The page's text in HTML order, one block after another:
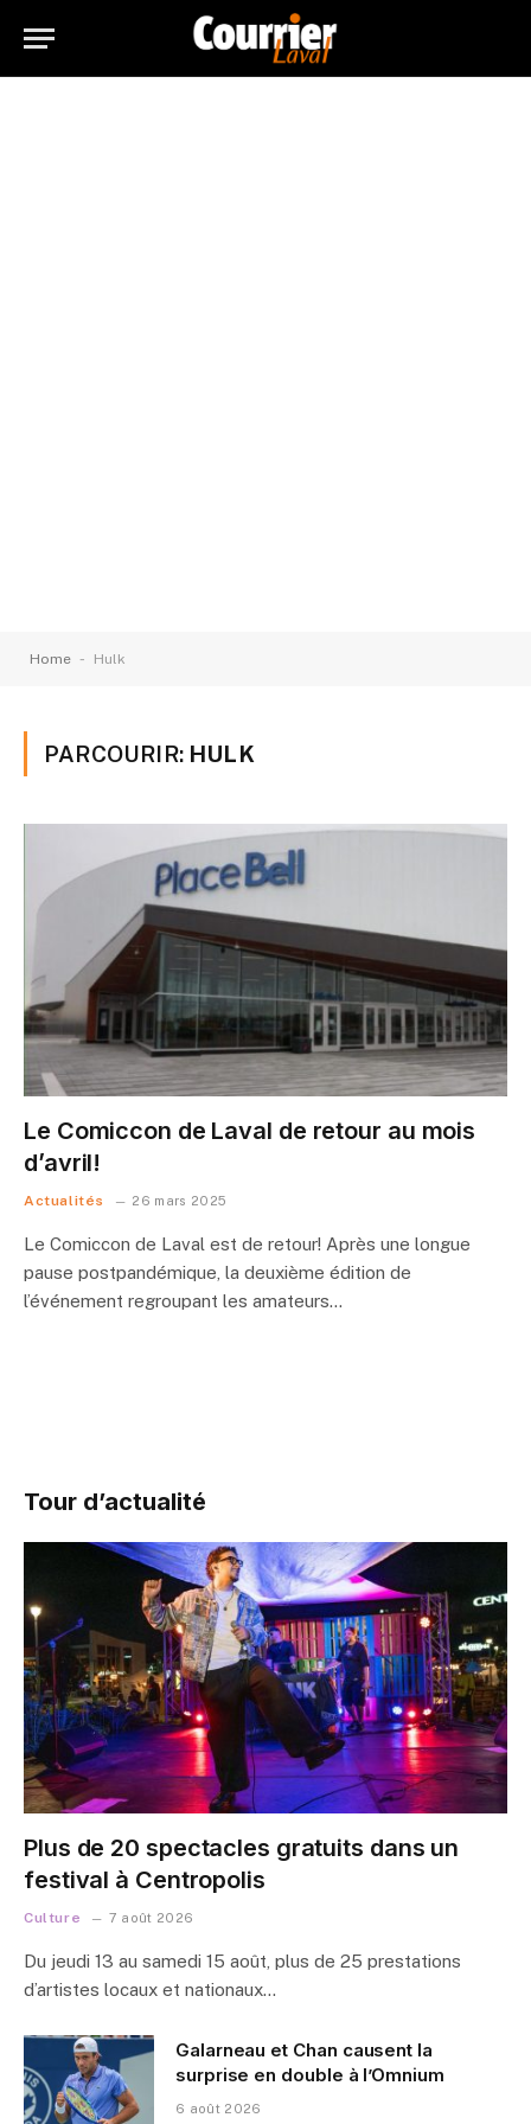
Home - Hulk
PARCOURIR: HULK
Le Comiccon de Laval de retour au mois
d’avril!
Actualités 26 mars 2025
Le Comiccon de Laval est de retour! Après une longue
pause postpandémique, la deuxième édition de
l’événement regroupant les amateurs…
Tour d’actualité
Plus de 20 spectacles gratuits dans un
festival à Centropolis
Culture 7 août 2026
Du jeudi 13 au samedi 15 août, plus de 25 prestations
d’artistes locaux et nationaux…
Galarneau et Chan causent la
surprise en double à l’Omnium
6 août 2026